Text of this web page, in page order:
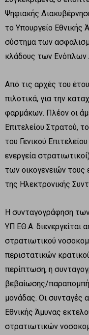
Ψηφιακής
το Υπουργείο Εθνικής
σύστημα των
κλάδους των Ενόπλων
Από τις αρχές του
πιλοτικά, για την
φαρμάκων. Πλέον οι
Επιτελείου Στρατού,
του Γενικού
ενεργεία
των οικογενειών
της Ηλεκτρονικής
Η συνταγογράφηση
ΥΠ.ΕΘ.Α. διενεργείται
στρατιωτικού
περιστατικών
περίπτωση, η
βεβαίωσης/
μονάδας. Οι συνταγές
Εθνικής Άμυνας
στρατιωτικών